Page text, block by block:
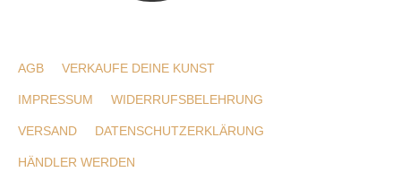
AGB VERKAUFE DEINE KUNST
IMPRESSUM WIDERRUFSBELEHRUNG
VERSAND DATENSCHUTZERKLÄRUNG
HÄNDLER WERDEN